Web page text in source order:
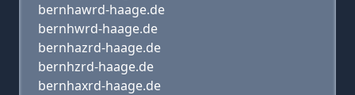
bernhawrd-haage.de
bernhwrd-haage.de
bernhazrd-haage.de
bernhzrd-haage.de
bernhaxrd-haage.de